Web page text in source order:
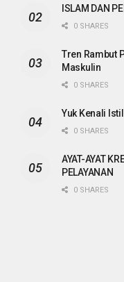
ISLAM DAN
0 SHARES
Tren Rambut
Maskulin
0 SHARES
Yuk Kenali
0 SHARES
AYAT-AYAT
PELAYANAN
0 SHARES